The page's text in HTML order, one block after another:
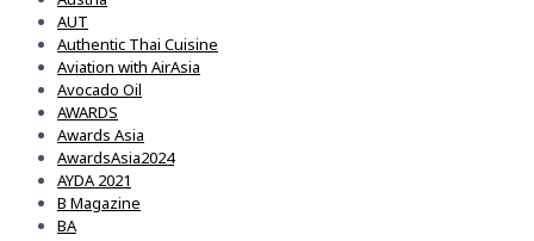
AUT
Authentic Thai Cuisine
Aviation with AirAsia
Avocado Oil
AWARDS
Awards Asia
AwardsAsia2024
AYDA 2021
B Magazine
BA